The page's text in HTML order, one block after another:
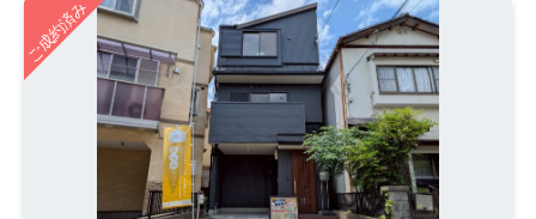
ご成約済み